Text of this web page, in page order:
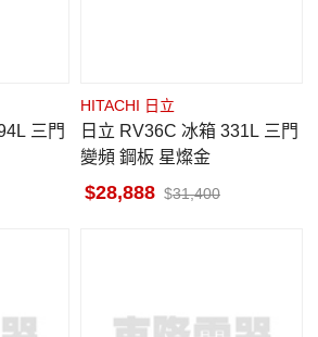
HITACHI 日立
日立 RV36C 冰箱 331L 三門
變頻 鋼板 星燦金
28,888 31,400